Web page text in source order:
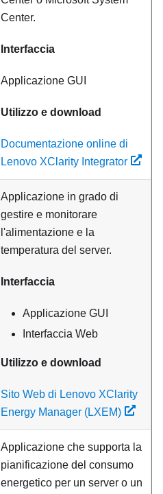
Center.
Interfaccia
Applicazione GUI
Utilizzo e download
Documentazione online di
Lenovo XClarity Integrator
Applicazione in grado di
gestire e monitorare
l'alimentazione e la
temperatura del server.
Interfaccia
Applicazione GUI
Interfaccia Web
Utilizzo e download
Sito Web di Lenovo XClarity
Energy Manager (LXEM)
Applicazione che supporta la
pianificazione del consumo
energetico per un server o un